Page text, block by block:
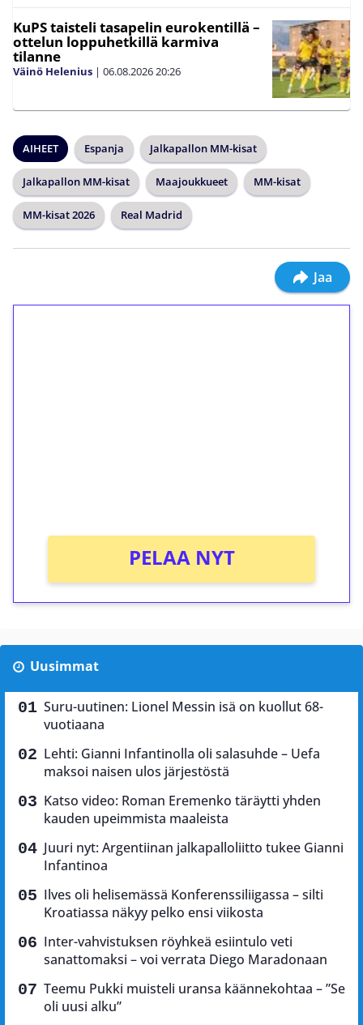
KuPS taisteli tasapelin eurokentillä –
ottelun loppuhetkillä karmiva
tilanne
Väinö Helenius | 06.08.202620:26
AIHEET Espanja Jalkapallon MM-kisat
Jalkapallon MM-kisat Maajoukkueet MM-kisat
MM-kisat 2026 Real Madrid
Jaa
PELAA NYT
Uusimmat
Suru-uutinen: Lionel Messin isä on kuollut 68-
vuotiaana
Lehti: Gianni Infantinolla oli salasuhde – Uefa
maksoi naisen ulos järjestöstä
Katso video: Roman Eremenko täräytti yhden
kauden upeimmista maaleista
Juuri nyt: Argentiinan jalkapalloliitto tukee Gianni
Infantinoa
Ilves oli helisemässä Konferenssiliigassa – silti
Kroatiassa näkyy pelko ensi viikosta
Inter-vahvistuksen röyhkeä esiintulo veti
sanattomaksi – voi verrata Diego Maradonaan
Teemu Pukki muisteli uransa käännekohtaa – ”Se
oli uusi alku”